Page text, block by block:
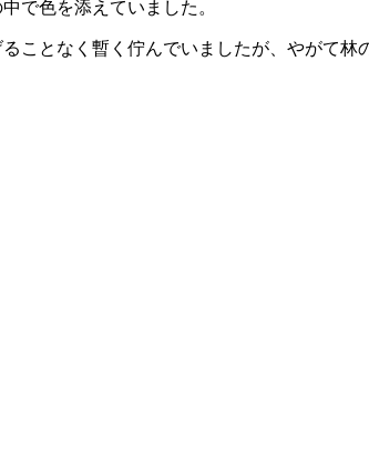
で色を添えていました。
となく暫く佇んでいましたが、やがて林